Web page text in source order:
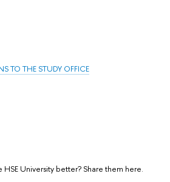
TO THE STUDY OFFICE
University better? Share them here.